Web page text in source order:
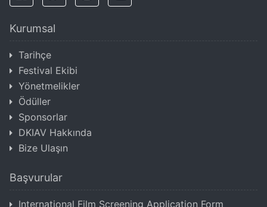
Kurumsal
Tarihçe
Festival Ekibi
Yönetmelikler
Ödüller
Sponsorlar
DKIAV Hakkında
Bize Ulaşın
Başvurular
International Film Screening Application Form